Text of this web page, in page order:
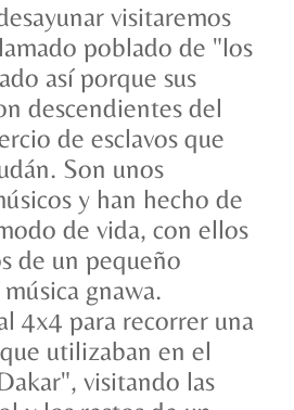
visitaremos
poblado de "los
así porque sus
descendientes del
de esclavos que
Son unos
y han hecho de
de vida, con ellos
de un pequeño
gnawa.
4x4 para recorrer una
utilizaban en el
visitando las